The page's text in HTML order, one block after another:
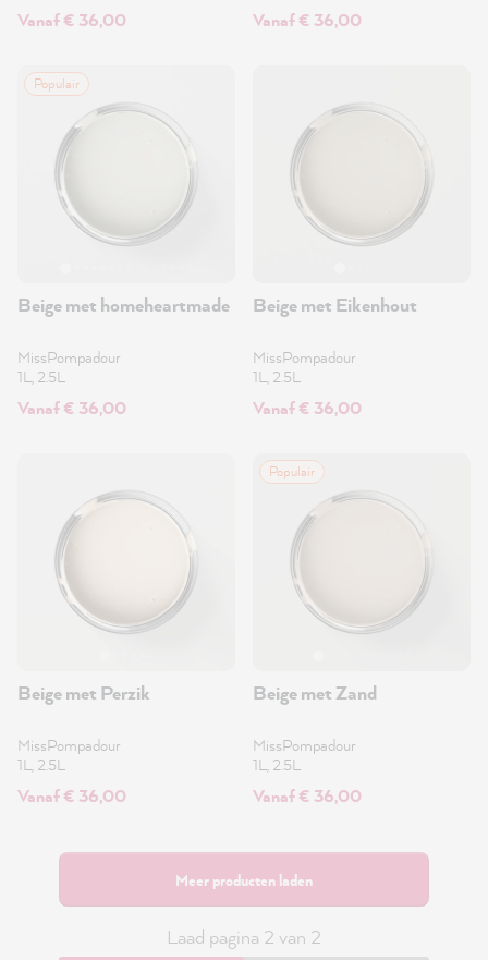
Vanaf € 36,00 Vanaf € 36,00
Populair
Beige met homeheartmade
MissPompadour
1L, 2.5L
Vanaf € 36,00
Beige met Eikenhout
MissPompadour
1L, 2.5L
Vanaf € 36,00
Beige met Perzik
MissPompadour
1L, 2.5L
Vanaf € 36,00
Populair
Beige met Zand
MissPompadour
1L, 2.5L
Vanaf € 36,00
Meer producten laden
Laad pagina 2 van 2